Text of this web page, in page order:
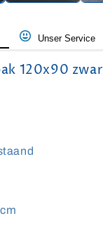
Unser Service
120x90